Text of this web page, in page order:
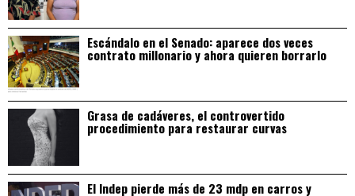
Escándalo en el Senado: aparece dos veces
contrato millonario y ahora quieren borrarlo
Grasa de cadáveres, el controvertido
procedimiento para restaurar curvas
El Indep pierde más de 23 mdp en carros y